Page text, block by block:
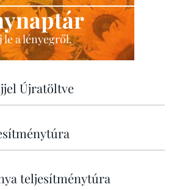
le a lényegről.
Újratöltve
teljesítménytúra